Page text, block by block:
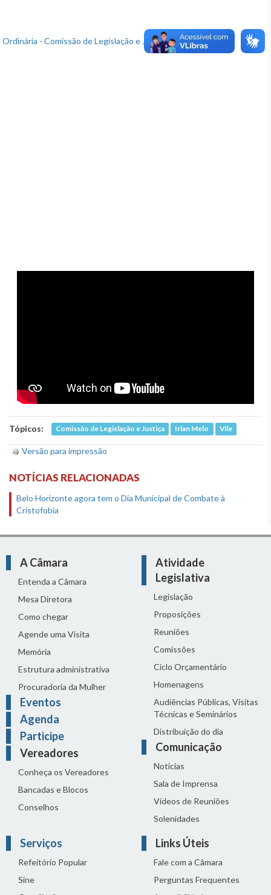
Tópicos: Comissão de Legislação e Justiça Irlan Melo Vile
Versão para impressão
NOTÍCIAS RELACIONADAS
Belo Horizonte agora tem o Dia Municipal de Combate à
Cristofobia
A Câmara
Entenda a Câmara
Mesa Diretora
Como chegar
Agende uma Visita
Memória
Estrutura administrativa
Procuradoria da Mulher
Eventos
Agenda
Participe
Vereadores
Conheça os Vereadores
Bancadas e Blocos
Conselhos
Atividade
Legislativa
Legislação
Proposições
Reuniões
Comissões
Ciclo Orçamentário
Homenagens
Audiências Públicas, Visitas
Técnicas e Seminários
Distribuição do dia
Comunicação
Notícias
Sala de Imprensa
Vídeos de Reuniões
Solenidades
Serviços
Refeitório Popular
Sine
Links Úteis
Fale com a Câmara
Perguntas Frequentes